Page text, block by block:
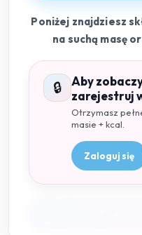
Poniżej znajdziesz
na suchą masę
🔒
Aby
zarejestruj
Otrzymasz
masie + kcal.
Zaloguj się